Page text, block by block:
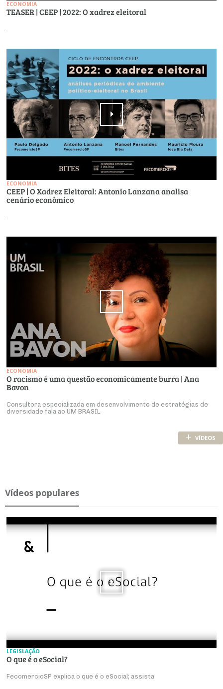
ECONOMIA
TEASER | CEEP | 2022: O xadrez eleitoral
.
ECONOMIA
CEEP | O Xadrez Eleitoral: Antonio Lanzana analisa
cenário econômico
ECONOMIA
O racismo é uma questão economicamente burra | Ana
Bavon
Consultora especializada em desenvolvimento de estratégias de
diversidade fala ao UM BRASIL
+ VÍDEOS
Ví­deos po­pu­lares
LEGISLAÇÃO
O que é o eSocial?
FecomercioSP explica o que é o eSocial; assista